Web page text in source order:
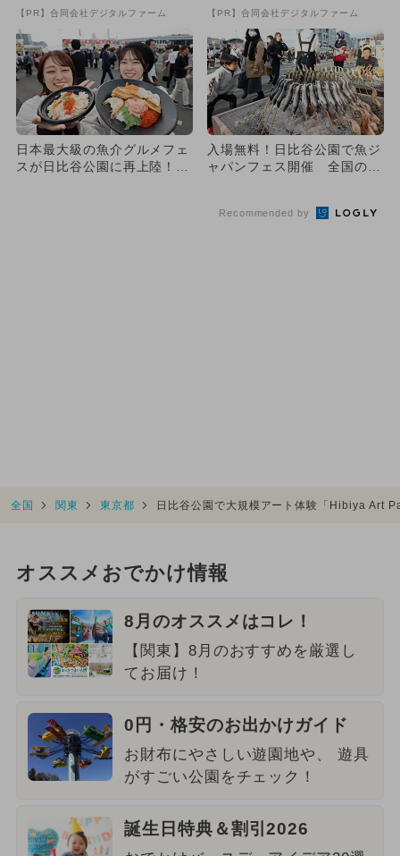
【PR】合同会社デジタルファーム 【PR】合同会社デジタルファーム
日本最大級の魚介グルメフェ
スが日比谷公園に再上陸！
入場無料！日比谷公園で魚ジ
ャパンフェス開催 全国の魚
Recommended by
全国 関東 東京都 日比谷公園で大規模アート体験「Hibiya Art
オススメおでかけ情報
8月のオススメはコレ！
【関東】8月のおすすめを厳選し
てお届け！
0円・格安のお出かけガイド
お財布にやさしい遊園地や、 遊具
がすごい公園をチェック！
誕生日特典＆割引2026